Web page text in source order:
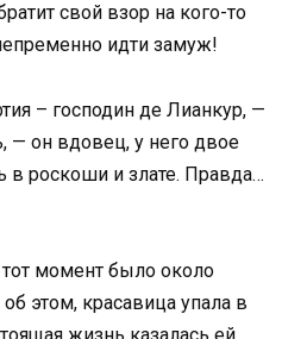
свой взор на кого-то
идти замуж!
– господин де Лианкур, —
— он вдовец, у него двое
в роскоши и злате. Правда…
момент было около
этом, красавица упала в